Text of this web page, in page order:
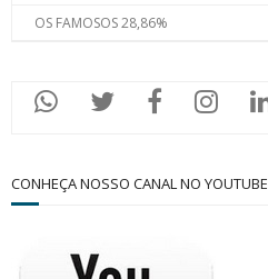
OS FAMOSOS 28,86%
CONHEÇA NOSSO CANAL NO YOUTUBE